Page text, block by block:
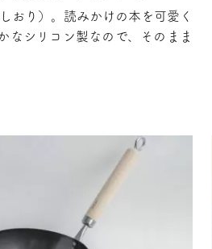
おり）。読みかけの本を可愛く
なシリコン製なので、そのまま